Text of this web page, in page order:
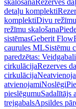
skalošanaRezerves
detaļu komplekti
komplektiDivu
režīmu skalošana
sistēmasGeberit
caurules MLSistēmu
paredzētas: Veidgabali
cirkulācijaRezerves
cirkulācija
atvienojamiNoslēgi
pieslēgumuSadalītājs
trejgabalsApsildes